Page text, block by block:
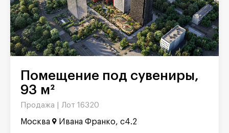
Помещение под сувениры,
93 м²
Продажа | Лот 16320
Москва Ивана Франко, с4.2